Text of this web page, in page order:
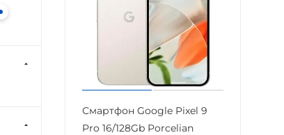
Смартфон Google Pixel 9
Pro 16/128Gb Porcelian